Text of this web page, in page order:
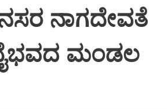
ನಾಗದೇವತೆ
ವೈಭವದ ಮಂಡಲ